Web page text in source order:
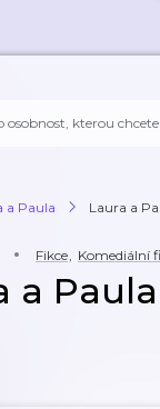
a Paula Laura a
Fikce, Komediální
a